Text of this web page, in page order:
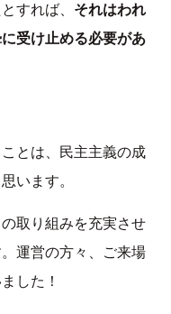
すれば、 それはわれ
受け止める必要があ
とは、民主主義の成
います。
取り組みを充実させ
運営の方々、ご来場
した！